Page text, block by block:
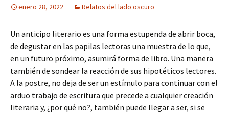
enero 28, 2022 Relatos del lado oscuro
Un anticipo literario es una forma estupenda de abrir boca,
de degustar en las papilas lectoras una muestra de lo que,
en un futuro próximo, asumirá forma de libro. Una manera
también de sondear la reacción de sus hipotéticos lectores.
A la postre, no deja de ser un estímulo para continuar con el
arduo trabajo de escritura que precede a cualquier creación
literaria y, ¿por qué no?, también puede llegar a ser, si se